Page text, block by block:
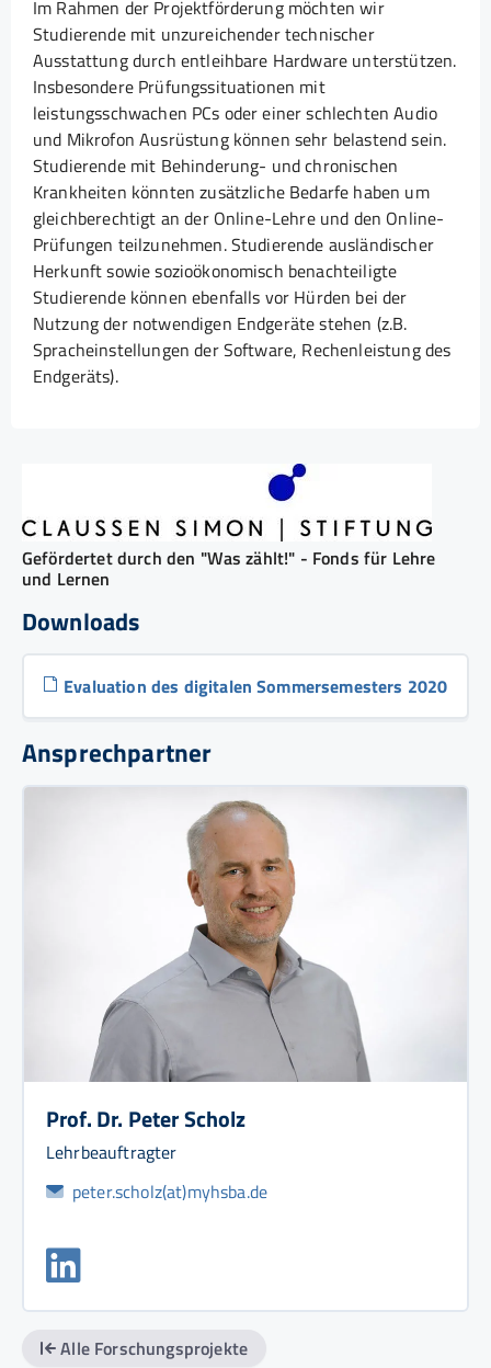
Im Rahmen der Projektförderung möchten wir
Studierende mit unzureichender technischer
Ausstattung durch entleihbare Hardware unterstützen.
Insbesondere Prüfungssituationen mit
leistungsschwachen PCs oder einer schlechten Audio
und Mikrofon Ausrüstung können sehr belastend sein.
Studierende mit Behinderung- und chronischen
Krankheiten könnten zusätzliche Bedarfe haben um
gleichberechtigt an der Online-Lehre und den Online-
Prüfungen teilzunehmen. Studierende ausländischer
Herkunft sowie sozioökonomisch benachteiligte
Studierende können ebenfalls vor Hürden bei der
Nutzung der notwendigen Endgeräte stehen (z.B.
Spracheinstellungen der Software, Rechenleistung des
Endgeräts).
Gefördertet durch den "Was zählt!" - Fonds für Lehre
und Lernen
Downloads
Evaluation des digitalen Sommersemesters 2020
Ansprechpartner
Prof. Dr. Peter Scholz
Lehrbeauftragter
peter.scholz(at)myhsba.de
Alle Forschungsprojekte